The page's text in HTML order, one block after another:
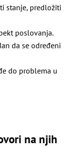
stanje, predložiti
poslovanja.
da se određeni
do problema u
na njih